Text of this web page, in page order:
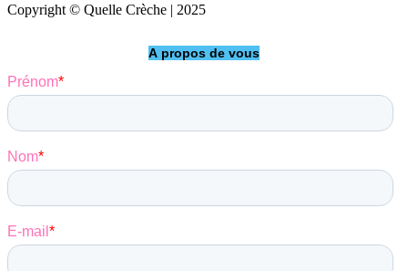
Copyright © Quelle Crèche | 2025